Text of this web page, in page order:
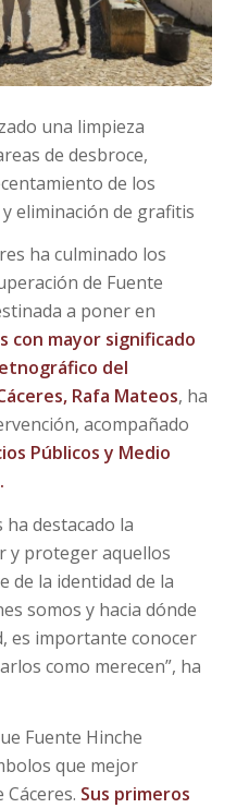
una limpieza
de desbroce,
de los
eliminación de grafitis
ha culminado los
de Fuente
a poner en
con mayor significado
del
Rafa Mateos, ha
acompañado
Públicos y Medio
destacado la
y proteger aquellos
de la identidad de la
somos y hacia dónde
es importante conocer
como merecen”, ha
Fuente Hinche
que mejor
Sus primeros